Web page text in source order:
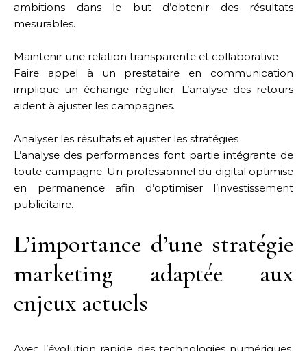
ambitions dans le but d’obtenir des résultats
mesurables.
Maintenir une relation transparente et collaborative
Faire appel à un prestataire en communication
implique un échange régulier. L’analyse des retours
aident à ajuster les campagnes.
Analyser les résultats et ajuster les stratégies
L’analyse des performances font partie intégrante de
toute campagne. Un professionnel du digital optimise
en permanence afin d’optimiser l’investissement
publicitaire.
L’importance d’une stratégie
marketing adaptée aux
enjeux actuels